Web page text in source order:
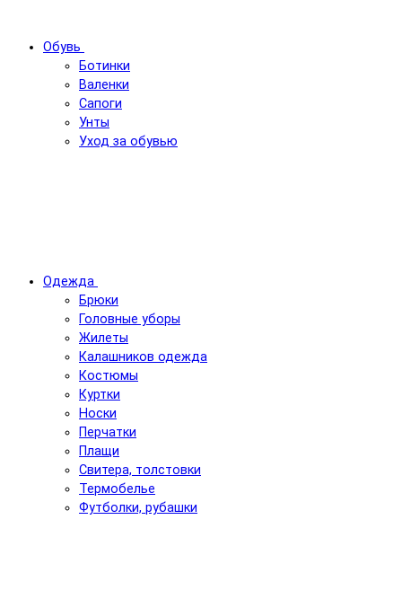
Обувь
Ботинки
Валенки
Сапоги
Унты
Уход за обувью
Одежда
Брюки
Головные уборы
Жилеты
Калашников одежда
Костюмы
Куртки
Носки
Перчатки
Плащи
Свитера, толстовки
Термобелье
Футболки, рубашки